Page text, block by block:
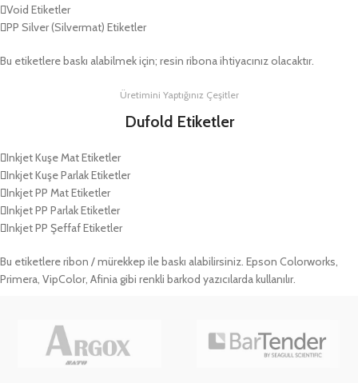
Void Etiketler
PP Silver (Silvermat) Etiketler
Bu etiketlere baskı alabilmek için; resin ribona ihtiyacınız olacaktır.
Üretimini Yaptığınız Çeşitler
Dufold Etiketler
Inkjet Kuşe Mat Etiketler
Inkjet Kuşe Parlak Etiketler
Inkjet PP Mat Etiketler
Inkjet PP Parlak Etiketler
Inkjet PP Şeffaf Etiketler
Bu etiketlere ribon / mürekkep ile baskı alabilirsiniz. Epson Colorworks,
Primera, VipColor, Afinia gibi renkli barkod yazıcılarda kullanılır.